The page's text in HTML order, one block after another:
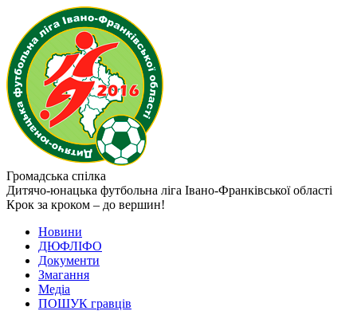
Громадська спілка
Дитячо-юнацька футбольна ліга Івано-Франківської області
Крок за кроком – до вершин!
Новини
ДЮФЛІФО
Документи
Змагання
Медіа
ПОШУК гравців